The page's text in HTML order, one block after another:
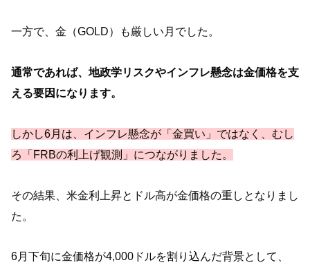
一方で、金（GOLD）も厳しい月でした。
通常であれば、地政学リスクやインフレ懸念は金価格を支
える要因になります。
しかし6月は、インフレ懸念が「金買い」ではなく、むし
ろ「FRBの利上げ観測」につながりました。
その結果、米金利上昇とドル高が金価格の重しとなりまし
た。
6月下旬に金価格が4,000ドルを割り込んだ背景として、